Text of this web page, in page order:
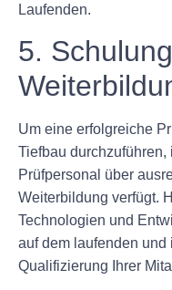
Laufenden.
5.
Um eine erfolgreiche
Tiefbau
Prüfpersonal über
Weiterbildung verfügt.
Technologien und
auf dem laufenden
Qualifizierung Ihrer